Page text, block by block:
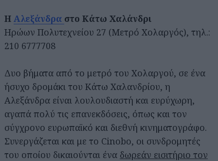
Η Αλεξάνδρα στο Κάτω Χαλάνδρι
Ηρώων Πολυτεχνείου 27 (Μετρό Χολαργός), τηλ.:
210 6777708
Δυο βήματα από το μετρό του Χολαργού, σε ένα
ήσυχο δρομάκι του Κάτω Χαλανδρίου, η
Αλεξάνδρα είναι λουλουδιαστή και ευρύχωρη,
αγαπά πολύ τις επανεκδόσεις, όπως και τον
σύγχρονο ευρωπαϊκό και διεθνή κινηματογράφο.
Συνεργάζεται και με το Cinobo, οι συνδρομητές
του οποίου δικαιούνται ένα δωρεάν εισιτήριο τον